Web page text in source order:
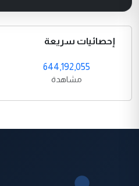
إحصائيات سريعة
644,192,055
مشاهدة